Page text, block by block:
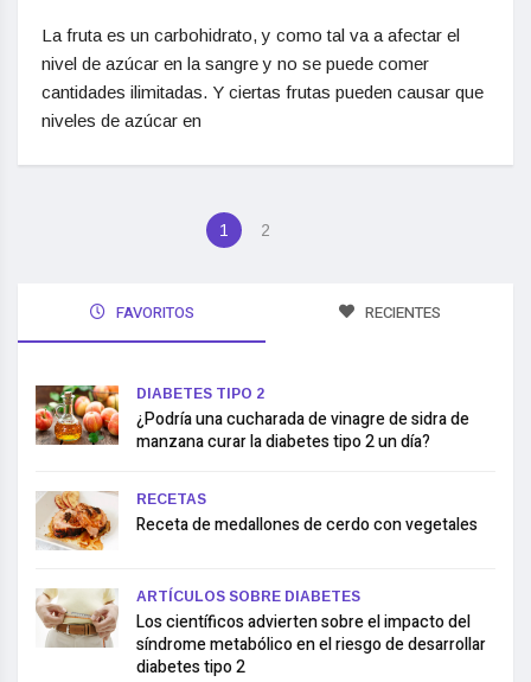
La fruta es un carbohidrato, y como tal va a afectar el
nivel de azúcar en la sangre y no se puede comer
cantidades ilimitadas. Y ciertas frutas pueden causar que
niveles de azúcar en
1 2
FAVORITOS RECIENTES
DIABETES TIPO 2
¿Podría una cucharada de vinagre de sidra de
manzana curar la diabetes tipo 2 un día?
RECETAS
Receta de medallones de cerdo con vegetales
ARTÍCULOS SOBRE DIABETES
Los científicos advierten sobre el impacto del
síndrome metabólico en el riesgo de desarrollar
diabetes tipo 2